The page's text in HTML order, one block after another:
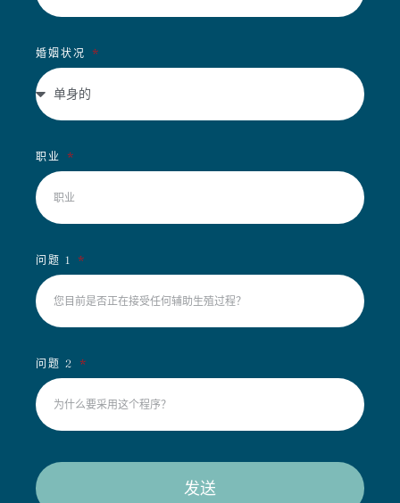
婚姻状况
职业
问题 1
问题 2
发送